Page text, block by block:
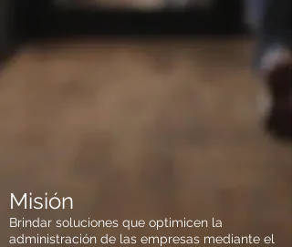
Misión
Brindar soluciones que optimicen la
administración de las empresas mediante el